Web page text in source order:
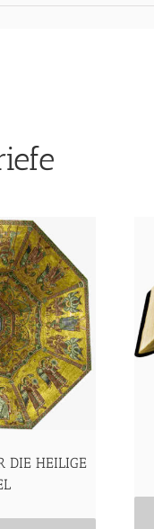
DIE HEILIGE